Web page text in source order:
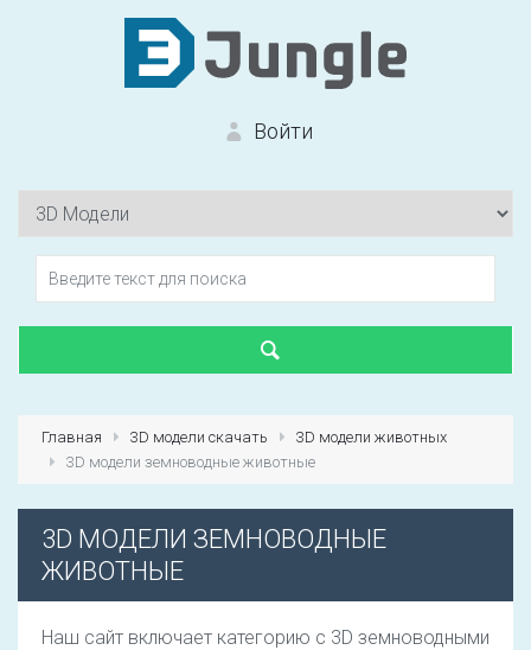
Войти
Главная 3D модели скачать
3D модели животных
3D модели земноводные животные
3D МОДЕЛИ ЗЕМНОВОДНЫЕ
ЖИВОТНЫЕ
Наш сайт включает категорию с 3D земноводными